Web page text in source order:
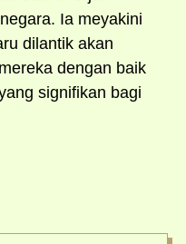
Ia meyakini
dilantik akan
dengan baik
signifikan bagi